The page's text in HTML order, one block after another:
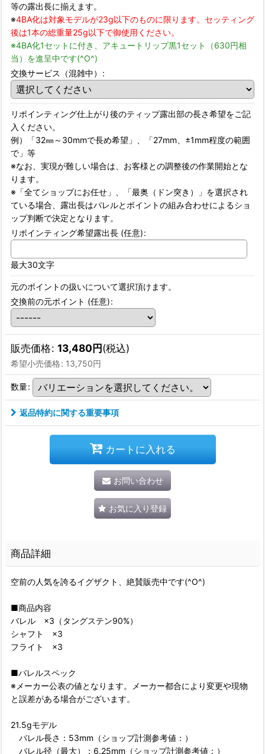
等の露出長に揃えます。
※4BA化は対象モデルが23g以下のものに限ります。セッティング
後は1本の総重量25g以下で御使用ください。
※4BA化1セットに付き、アキュートリップ黒1セット（630円相
当）を進呈中です(^O^)
交換サービス（混雑中）
:
リポインティング仕上がり後のティップ露出部の長さ希望をご記
入ください。
例）「32㎜～30mmで長め希望」、「27mm、±1mm程度の範囲
で」等
※なお、実現が難しい場合は、お客様との調整後の作業開始とな
ります。
※「全てショップにお任せ」、「最奥（ドン突き）」を選択され
ている場合、露出長はバレルとポイントの組み合わせによるショ
ップ判断で決定となります。
リポインティング希望露出長 (任意):
最大30文字
元のポイントの扱いについて選択頂けます。
交換前の元ポイント (任意):
販売価格: 13,480円(税込)
希望小売価格: 13,750円
数量:
返品特約に関する重要事項
カートに入れる
お問い合わせ
お気に入り登録
商品詳細
空前の人気を誇るイグザクト、絶賛販売中です(^O^)
■商品内容
バレル ×3（タングステン90%）
シャフト ×3
フライト ×3
■バレルスペック
※メーカー公表の値となります。メーカー都合により変更や現物
と誤差がある場合がございます。
21.5gモデル
バレル長さ：53mm（ショップ計測参考値：）
バレル径（最大）：6.25mm（ショップ計測参考値：）